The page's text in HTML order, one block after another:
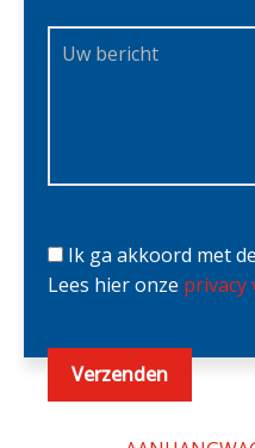
Ik ga akkoord met
Lees hier onze privacy